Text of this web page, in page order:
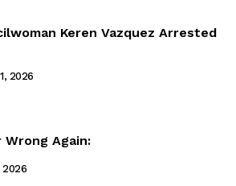
Keren Vazquez Arrested
2026
Wrong Again:
2026